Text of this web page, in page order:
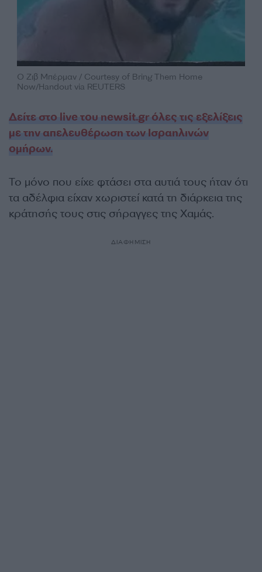
Ο Ζιβ Μπέρμαν / Courtesy of Bring Them Home
Now/Handout via REUTERS
Δείτε στο live του newsit.gr όλες τις εξελίξεις
με την απελευθέρωση των Ισραηλινών
ομήρων.
Το μόνο που είχε φτάσει στα αυτιά τους ήταν ότι
τα αδέλφια είχαν χωριστεί κατά τη διάρκεια της
κράτησής τους στις σήραγγες της Χαμάς.
ΔΙΑΦΗΜΙΣΗ